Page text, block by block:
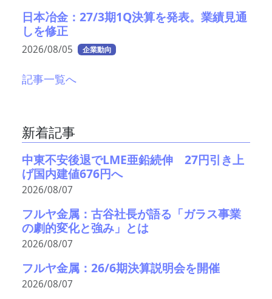
日本冶金：27/3期1Q決算を発表。業績見通
しを修正
2026/08/05 企業動向
記事一覧へ
新着記事
中東不安後退でLME亜鉛続伸 27円引き上
げ国内建値676円へ
2026/08/07
フルヤ金属：古谷社長が語る「ガラス事業
の劇的変化と強み」とは
2026/08/07
フルヤ金属：26/6期決算説明会を開催
2026/08/07